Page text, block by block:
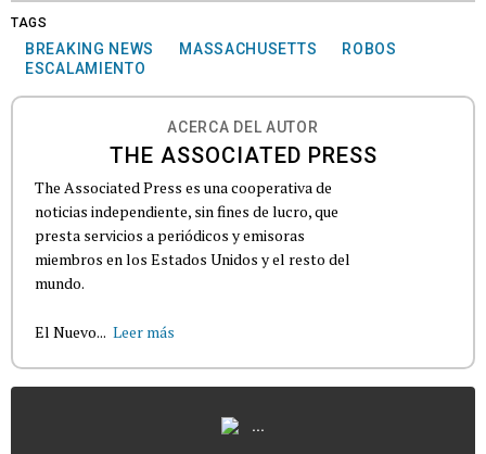
TAGS
BREAKING NEWS MASSACHUSETTS
ROBOS
ESCALAMIENTO
ACERCA DEL AUTOR
THE ASSOCIATED PRESS
The Associated Press es una cooperativa de
noticias independiente, sin fines de lucro, que
presta servicios a periódicos y emisoras
miembros en los Estados Unidos y el resto del
mundo.
El Nuevo... Leer más
...